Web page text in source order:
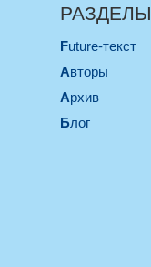
РАЗДЕЛЫ
Future-текст
Авторы
Архив
Блог